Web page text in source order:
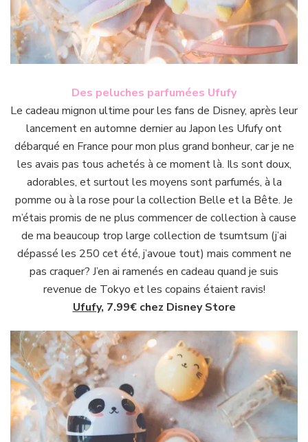
Des peluches parfumées Ufufy
Le cadeau mignon ultime pour les fans de Disney, après leur
lancement en automne dernier au Japon les Ufufy ont
débarqué en France pour mon plus grand bonheur, car je ne
les avais pas tous achetés à ce moment là. Ils sont doux,
adorables, et surtout les moyens sont parfumés, à la
pomme ou à la rose pour la collection Belle et la Bête. Je
m’étais promis de ne plus commencer de collection à cause
de ma beaucoup trop large collection de tsumtsum (j’ai
dépassé les 250 cet été, j’avoue tout) mais comment ne
pas craquer? J’en ai ramenés en cadeau quand je suis
revenue de Tokyo et les copains étaient ravis!
Ufufy, 7.99€ chez Disney Store